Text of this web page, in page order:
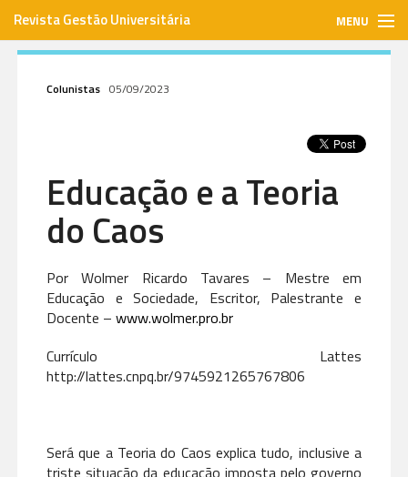
Revista Gestão Universitária MENU
Envie seu artigo
Assinar
Contato
Colunistas 05/09/2023
Educação e a Teoria
do Caos
Por Wolmer Ricardo Tavares – Mestre em
Educação e Sociedade, Escritor, Palestrante e
Docente –www.wolmer.pro.br
Currículo Lattes
http://lattes.cnpq.br/9745921265767806
Será que a Teoria do Caos explica tudo, inclusive a
triste situação da educação imposta pelo governo